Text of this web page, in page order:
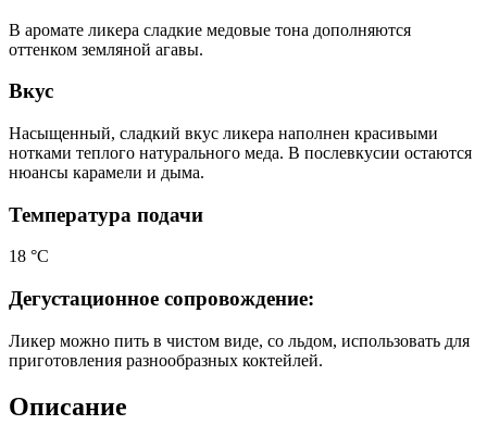
В аромате ликера сладкие медовые тона дополняются
оттенком земляной агавы.
Вкус
Насыщенный, сладкий вкус ликера наполнен красивыми
нотками теплого натурального меда. В послевкусии остаются
нюансы карамели и дыма.
Температура подачи
18 °С
Дегустационное сопровождение:
Ликер можно пить в чистом виде, со льдом, использовать для
приготовления разнообразных коктейлей.
Описание